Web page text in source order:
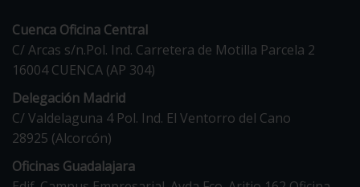
Cuenca Oficina Central
C/ Arcas s/n.Pol. Ind. Carretera de Motilla Parcela 2
16004 CUENCA (AP 304)
Delegación Madrid
C/ Valdelaguna 4 Pol. Ind. El Ventorro del Cano
28925 (Alcorcón)
Oficinas Guadalajara